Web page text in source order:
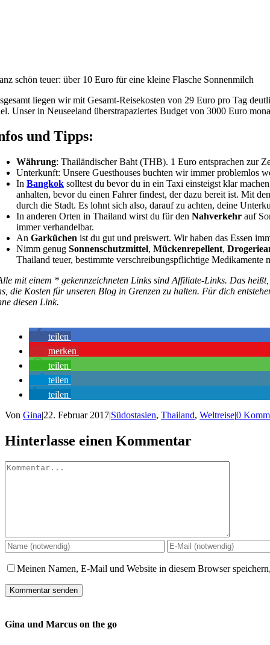
schön teuer: über 10 Euro für eine kleine Flasche Sonnenmilch
liegen wir mit Gesamt-Reisekosten von 29 Euro pro Tag
Unser in Neuseeland überstrapaziertes Budget von 3000 Euro
und Tipps:
Währung: Thailändischer Baht (THB). 1 Euro entsprachen zur
Unterkunft: Unsere Guesthouses buchten wir immer problemlos
InBangkok solltest du bevor du in ein Taxi einsteigst klar
anhalten, bevor du einen Fahrer findest, der dazu bereit ist. Mit
durch die Stadt. Es lohnt sich also, darauf zu achten, deine
In anderen Orten in Thailand wirst du für denNahverkehr auf
immer verhandelbar.
AnGarküchen ist du gut und preiswert. Wir haben das Essen
Nimm genugSonnenschutzmittel,Mückenrepellent,
Thailand teuer, bestimmte verschreibungspflichtige
mit einem * gekennzeichneten Links sind Affiliate-Links. Das
die Kosten für unseren Blog in Grenzen zu halten. Für dich
diesen Link.
teilen
merken
teilen
teilen
teilen
Von Gina|22. Februar 2017|Südostasien, Thailand, Weltreise|0
Hinterlasse einen Kommentar
Kommentar
Meinen Namen, E-Mail und Website in diesem Browser
Gina und Marcus on the go